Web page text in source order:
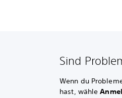
Sind
Wenn du
hast, wähle